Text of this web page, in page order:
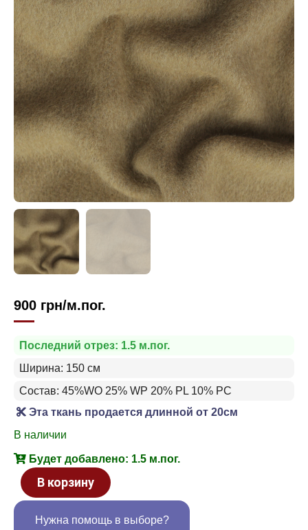
900 грн/м.пог.
Последний отрез: 1.5 м.пог.
Ширина: 150 см
Состав: 45%WO 25% WP 20% PL 10% PC
Эта ткань продается длинной от 20см
В наличии
Будет добавлено: 1.5 м.пог.
В корзину
Нужна помощь в выборе?